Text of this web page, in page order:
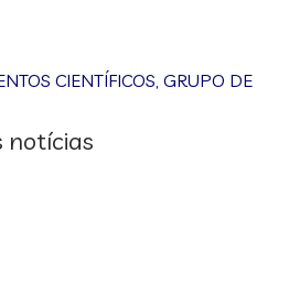
CIENTÍFICOS ,GRUPO DE
notícias